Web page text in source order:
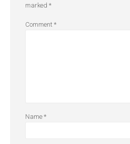
marked *
Comment *
Name *